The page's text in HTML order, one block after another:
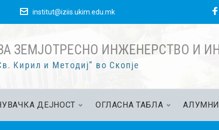
institut@iziis.ukim.edu.mk
ЗЕМЈОТРЕСНО ИНЖЕНЕРСТВО И
Кирил и Методиј“ во Скопје
ДЕЈНОСТ ОГЛАСНА ТАБЛА АЛУМНИ